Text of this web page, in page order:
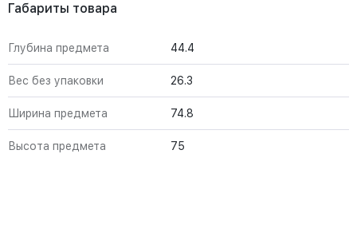
Габариты товара
Глубина предмета 44.4
Вес без упаковки 26.3
Ширина предмета 74.8
Высота предмета 75